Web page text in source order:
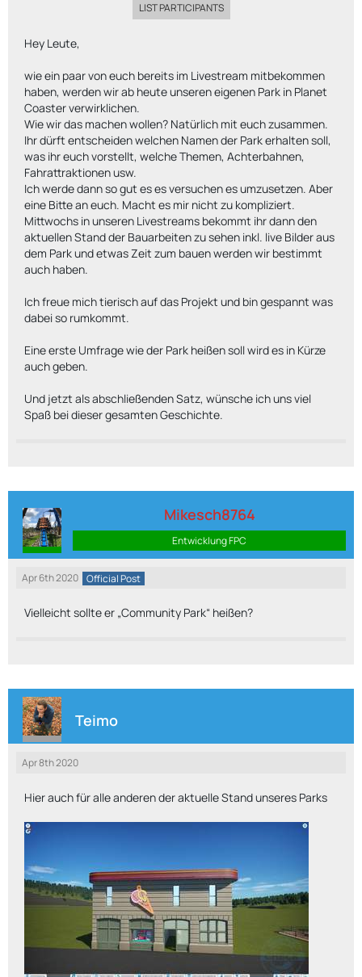
LIST PARTICIPANTS
Hey Leute,
wie ein paar von euch bereits im Livestream mitbekommen
haben, werden wir ab heute unseren eigenen Park in Planet
Coaster verwirklichen.
Wie wir das machen wollen? Natürlich mit euch zusammen.
Ihr dürft entscheiden welchen Namen der Park erhalten soll,
was ihr euch vorstellt, welche Themen, Achterbahnen,
Fahrattraktionen usw.
Ich werde dann so gut es es versuchen es umzusetzen. Aber
eine Bitte an euch. Macht es mir nicht zu kompliziert.
Mittwochs in unseren Livestreams bekommt ihr dann den
aktuellen Stand der Bauarbeiten zu sehen inkl. live Bilder aus
dem Park und etwas Zeit zum bauen werden wir bestimmt
auch haben.
Ich freue mich tierisch auf das Projekt und bin gespannt was
dabei so rumkommt.
Eine erste Umfrage wie der Park heißen soll wird es in Kürze
auch geben.
Und jetzt als abschließenden Satz, wünsche ich uns viel
Spaß bei dieser gesamten Geschichte.
Mikesch8764
Entwicklung FPC
Apr 6th 2020 Official Post
Vielleicht sollte er „Community Park“ heißen?
Teimo
Apr 8th 2020
Hier auch für alle anderen der aktuelle Stand unseres Parks